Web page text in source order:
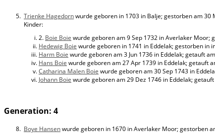
5. Trienke Hagedornwurde geboren in 1703 in Balje; gestorben am 30
Kinder:
2. Boie Boie wurde geboren am 9 Sep 1732 in Averlaker Moor;
Hedewig Boie wurde geboren in 1741 in Eddelak; gestorben in
Harm Boie wurde geboren am 3 Jun 1736 in Eddelak; getauft
Hans Boie wurde geboren am 27 Apr 1739 in Eddelak; getauft
Catharina Malen Boie wurde geboren am 30 Sep 1743 in
Johann Boie wurde geboren am 29 Dez 1746 in Eddelak;
Generation: 4
8. Boye Hansenwurde geboren in 1670 in Averlaker Moor; gestorben